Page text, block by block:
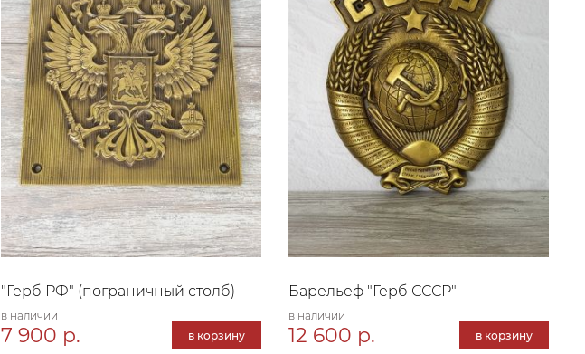
"Герб РФ" (пограничный столб)
в наличии
7 900 р. в корзину
Барельеф "Герб СССР"
в наличии
12 600 р. в корзину